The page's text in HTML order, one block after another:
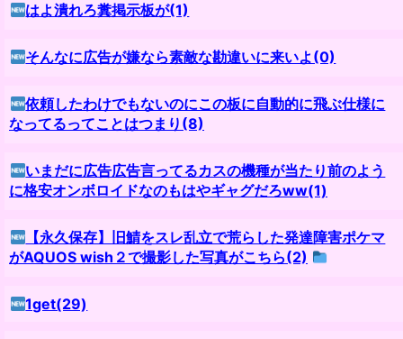
はよ潰れろ糞掲示板が(1)
そんなに広告が嫌なら素敵な勘違いに来いよ(0)
依頼したわけでもないのにこの板に自動的に飛ぶ仕様に
なってるってことはつまり(8)
いまだに広告広告言ってるカスの機種が当たり前のよう
に格安オンボロイドなのもはやギャグだろww(1)
【永久保存】旧鯖をスレ乱立で荒らした発達障害ポケマ
がAQUOS wish２で撮影した写真がこちら(2)
1get(29)